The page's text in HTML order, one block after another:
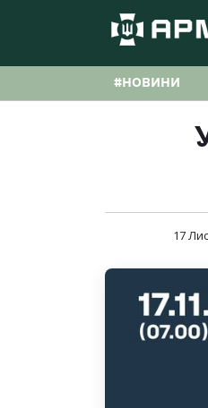
#НОВИНИ
17